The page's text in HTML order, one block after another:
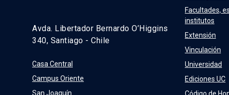
Avda. Libertador Bernardo O’Higgins
340, Santiago - Chile
Casa Central
Campus Oriente
San Joaquín
Facultades,
institutos
Extensión
Vinculación
Universidad
Ediciones UC